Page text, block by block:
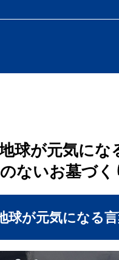
球が元気にな
ないお墓づ
球が元気になる